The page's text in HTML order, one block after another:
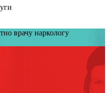
врачу наркологу